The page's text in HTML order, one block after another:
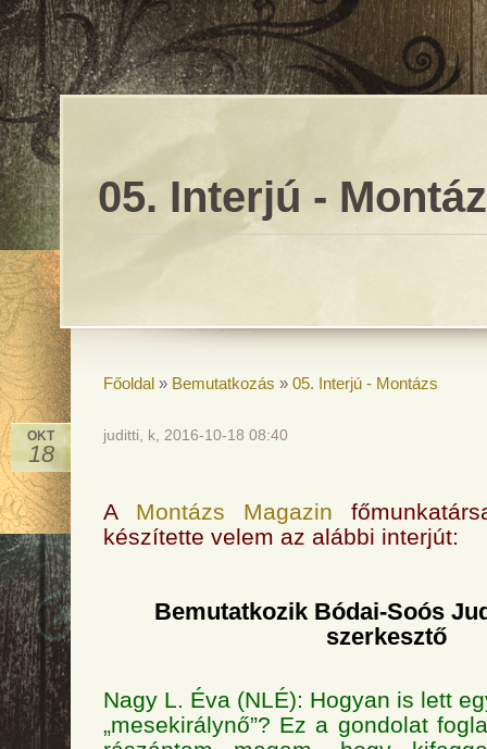
05. Interjú -
Főoldal » Bemutatkozás » 05. Interjú - Montázs
OKT
18
juditti, k, 2016-10-18 08:40
A Montázs Magazin
készítette velem az alábbi interjút:
Bemutatkozik Bódai-Soós
szerkesztő
Nagy L. Éva (NLÉ): Hogyan is lett
„mesekirálynő”? Ez a gondolat